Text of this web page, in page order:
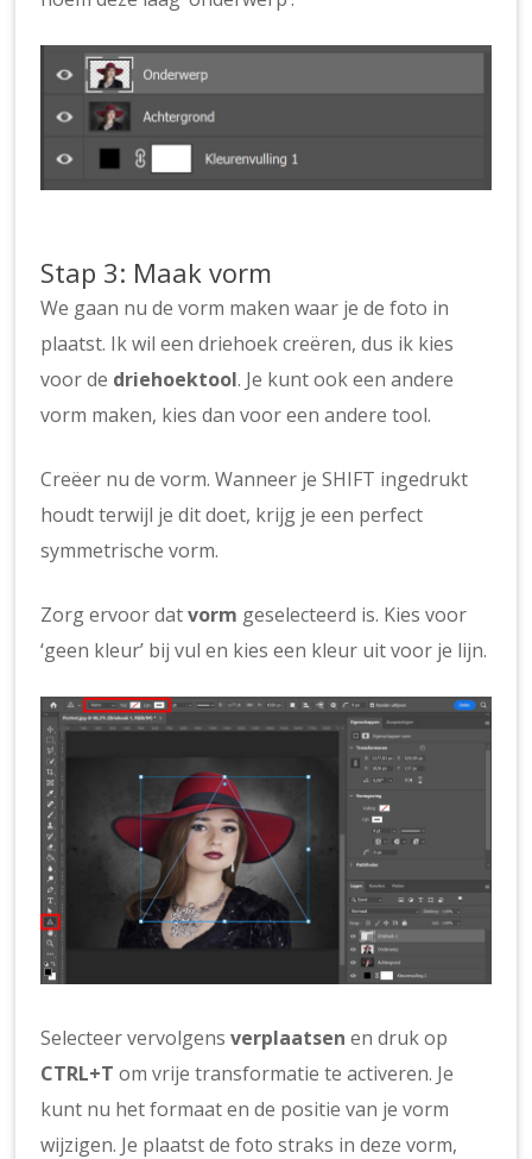
Stap 3: Maak vorm
We gaan nu de vorm maken waar je de foto in
plaatst. Ik wil een driehoek creëren, dus ik kies
voor de driehoektool. Je kunt ook een andere
vorm maken, kies dan voor een andere tool.
Creëer nu de vorm. Wanneer je SHIFT ingedrukt
houdt terwijl je dit doet, krijg je een perfect
symmetrische vorm.
Zorg ervoor datvorm geselecteerd is. Kies voor
‘geen kleur’ bij vul en kies een kleur uit voor je lijn.
Selecteer vervolgensverplaatsen en druk op
CTRL+T om vrije transformatie te activeren. Je
kunt nu het formaat en de positie van je vorm
wijzigen. Je plaatst de foto straks in deze vorm,